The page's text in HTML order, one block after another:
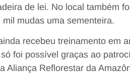
de lei. No local também
mudas uma sementeira.
recebeu treinamento em
foi possível graças ao
Aliança Reflorestar da